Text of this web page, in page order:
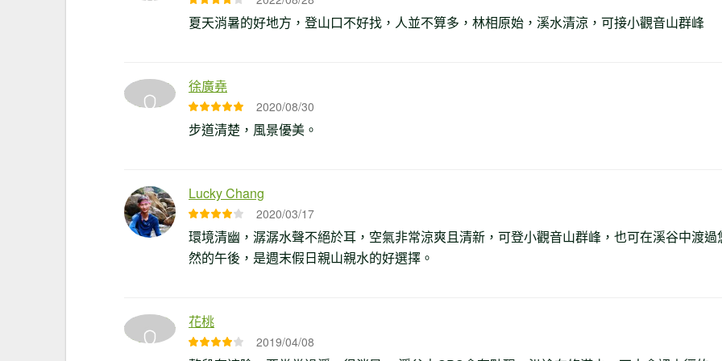
夏天消暑的好地方，登山口不好找，人並不算多，林相原始，溪水清涼，可接小觀音山群峰
徐廣堯
2020/08/30
步道清楚，風景優美。
Lucky Chang
2020/03/17
環境清幽，潺潺水聲不絕於耳，空氣非常涼爽且清新，可登小觀音山群峰，也可在溪谷中渡過
然的午後，是週末假日親山親水的好選擇。
花桃
2019/04/08